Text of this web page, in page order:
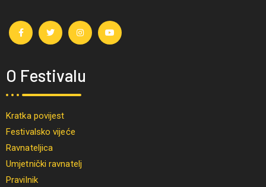
O Festivalu
Kratka povijest
Festivalsko vijeće
Ravnateljica
Umjetnički ravnatelj
Pravilnik